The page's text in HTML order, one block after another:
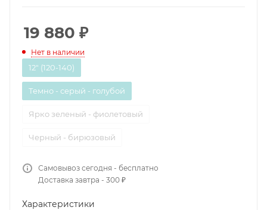
19 880 ₽
Нет в наличии
12" (120-140)
Темно - серый - голубой
Ярко зеленый - фиолетовый
Черный - бирюзовый
Самовывоз сегодня - бесплатно
Доставка завтра - 300 ₽
Характеристики